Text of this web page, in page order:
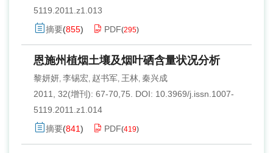
5119.2011.z1.013
摘要(855) PDF(295)
恩施州植烟土壤及烟叶硒含量状况分析
黎妍妍, 李锡宏, 赵书军, 王林, 秦兴成
2011, 32(增刊): 67-70,75.
DOI: 10.3969/j.issn.1007-
5119.2011.z1.014
摘要(841) PDF(419)